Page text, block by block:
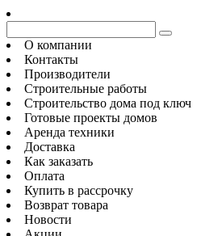
О компании
Контакты
Производители
Строительные работы
Строительство дома под ключ
Готовые проекты домов
Аренда техники
Доставка
Как заказать
Оплата
Купить в рассрочку
Возврат товара
Новости